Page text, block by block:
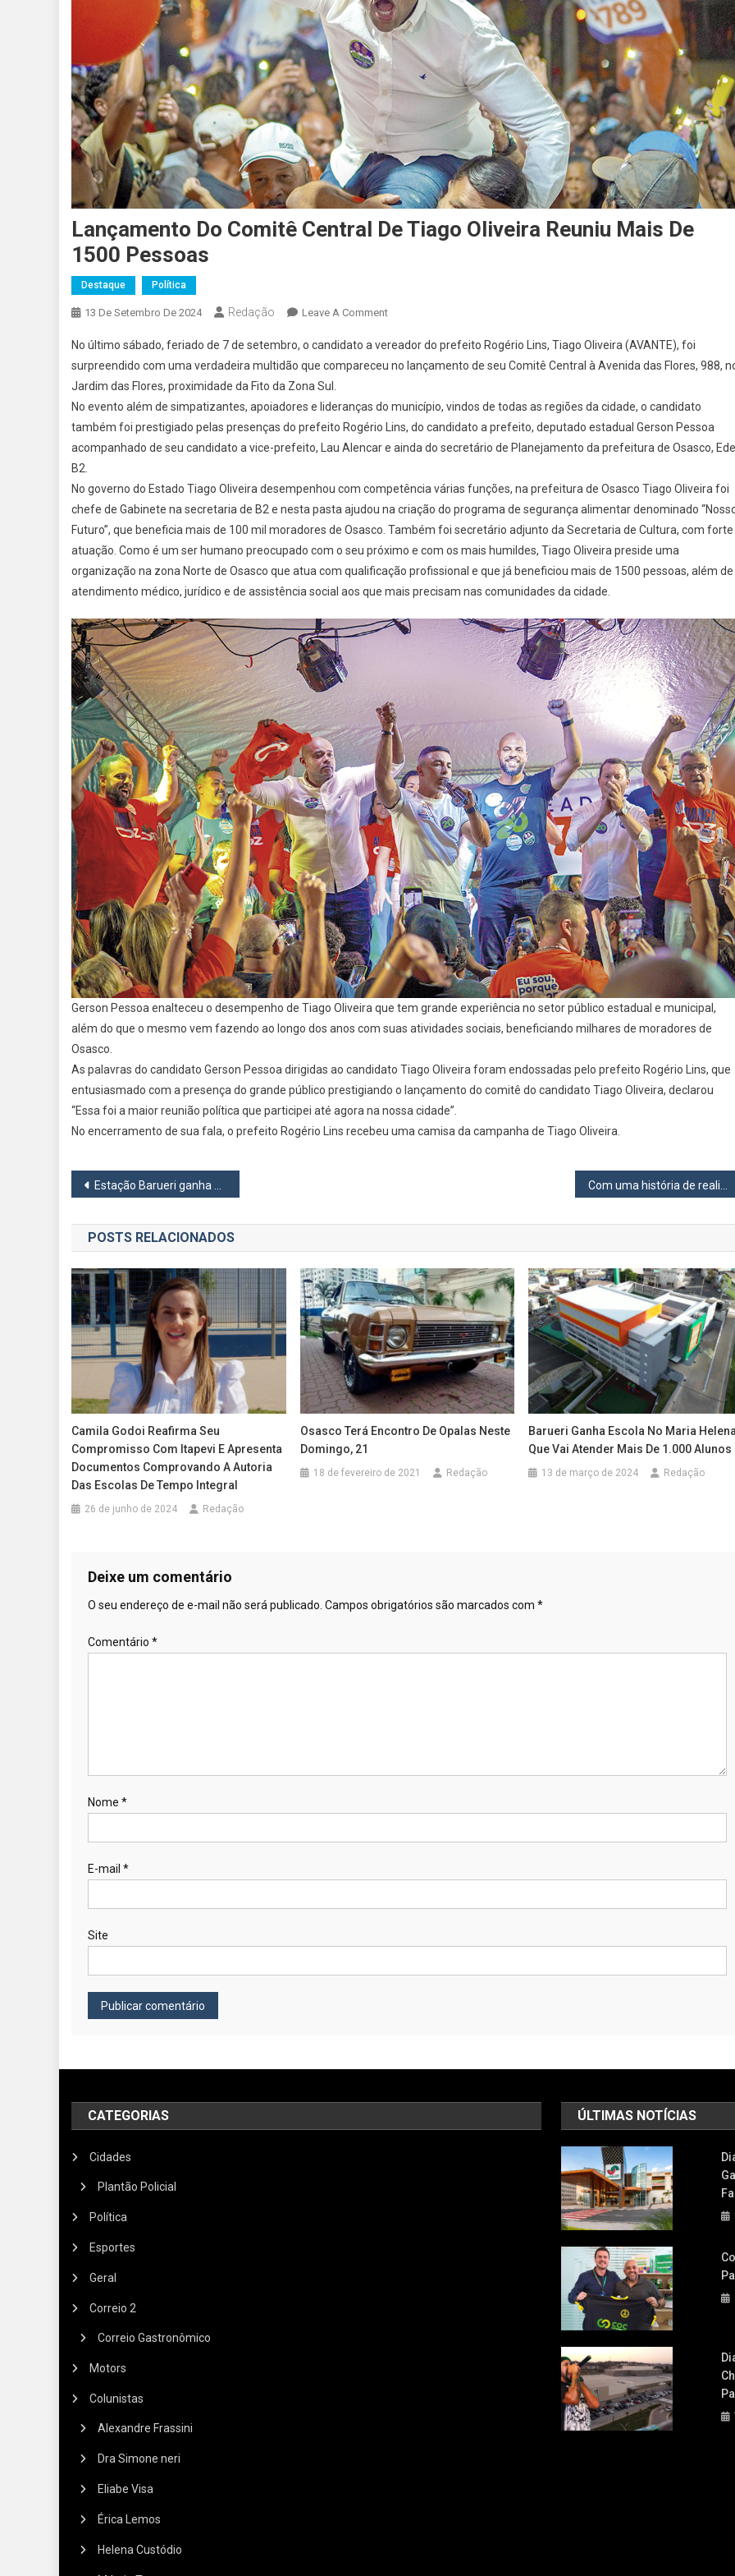
Lançamento Do Comitê Central De Tiago Oliveira Reuniu Mais De
1500 Pessoas
Destaque Política
13 De Setembro De 2024 Redação Leave A CommentOn
Do
Comitê
De
Tiago
Oliveira
Mais
No último sábado, feriado de 7 de setembro, o candidato a vereador do prefeito Rogério Lins, Tiago Oliveira (AVANTE), foi
surpreendido com uma verdadeira multidão que compareceu no lançamento de seu Comitê Central à Avenida das Flores, 988,
Jardim das Flores, proximidade da Fito da Zona Sul.
No evento além de simpatizantes, apoiadores e lideranças do município, vindos de todas as regiões da cidade, o candidato
também foi prestigiado pelas presenças do prefeito Rogério Lins, do candidato a prefeito, deputado estadual Gerson Pessoa
acompanhado de seu candidato a vice-prefeito, Lau Alencar e ainda do secretário de Planejamento da prefeitura de Osasco,
B2.
No governo do Estado Tiago Oliveira desempenhou com competência várias funções, na prefeitura de Osasco Tiago Oliveira foi
chefe de Gabinete na secretaria de B2 e nesta pasta ajudou na criação do programa de segurança alimentar denominado
Futuro”, que beneficia mais de 100 mil moradores de Osasco. Também foi secretário adjunto da Secretaria de Cultura, com forte
atuação. Como é um ser humano preocupado com o seu próximo e com os mais humildes, Tiago Oliveira preside uma
organização na zona Norte de Osasco que atua com qualificação profissional e que já beneficiou mais de 1500 pessoas, além de
atendimento médico, jurídico e de assistência social aos que mais precisam nas comunidades da cidade.
Gerson Pessoa enalteceu o desempenho de Tiago Oliveira que tem grande experiência no setor público estadual e municipal,
além do que o mesmo vem fazendo ao longo dos anos com suas atividades sociais, beneficiando milhares de moradores de
Osasco.
As palavras do candidato Gerson Pessoa dirigidas ao candidato Tiago Oliveira foram endossadas pelo prefeito Rogério Lins, que
entusiasmado com a presença do grande público prestigiando o lançamento do comitê do candidato Tiago Oliveira, declarou
“Essa foi a maior reunião política que participei até agora na nossa cidade”.
No encerramento de sua fala, o prefeito Rogério Lins recebeu uma camisa da campanha de Tiago Oliveira.
Navegação
de
Post
Estação Barueri ganha novo acesso a passageiros
POSTS RELACIONADOS
Camila Godoi Reafirma Seu
Compromisso Com Itapevi E Apresenta
Documentos Comprovando A Autoria
Das Escolas De Tempo Integral
26 de junho de 2024 Redação
Osasco Terá Encontro De Opalas Neste
Domingo, 21
18 de fevereiro de 2021 Redação
Barueri Ganha Escola No Maria
Que Vai Atender Mais De 1.000 Alunos
13 de março de 2024 Redação
Deixe um comentário
O seu endereço de e-mail não será publicado. Campos obrigatórios são marcados com *
Comentário *
Nome *
E-mail *
Site
CATEGORIAS
Cidades
Plantão Policial
Política
Esportes
Geral
Correio 2
Correio Gastronômico
Motors
Colunistas
Alexandre Frassini
Dra Simone neri
Eliabe Visa
Érica Lemos
Helena Custódio
ÚLTIMAS NOTÍCIAS